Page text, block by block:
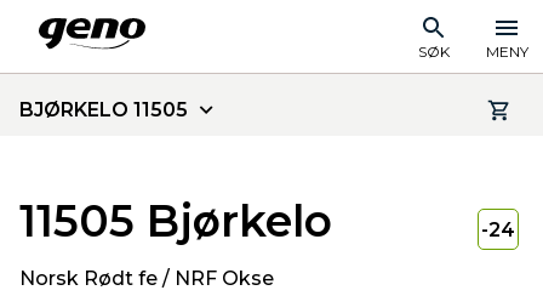
SØK MENY
BJØRKELO 11505
11505 Bjørkelo
Norsk Rødt fe / NRF Okse
-24